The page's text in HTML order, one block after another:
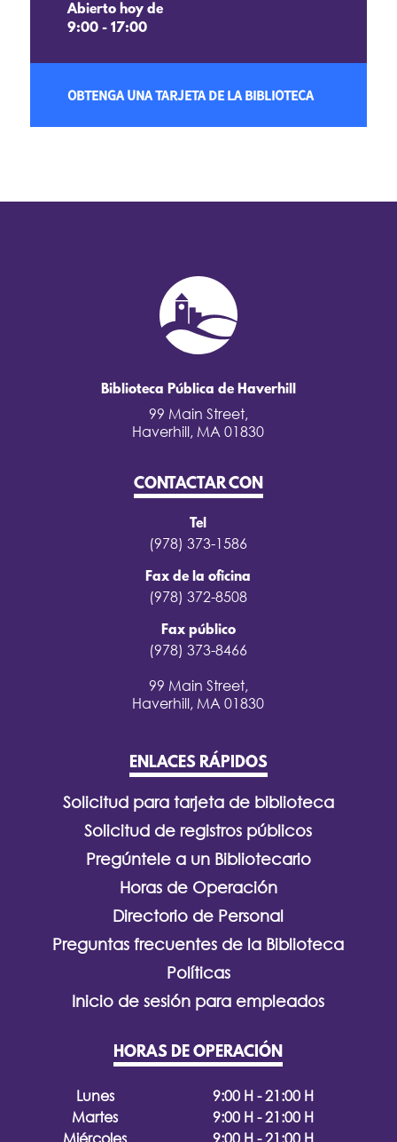
Abierto hoy de
9:00 - 17:00
OBTENGA UNA TARJETA DE LA BIBLIOTECA
Biblioteca Pública de Haverhill
99 Main Street,
Haverhill, MA 01830
CONTACTAR CON
Tel
(978) 373-1586
Fax de la oficina
(978) 372-8508
Fax público
(978) 373-8466
99 Main Street,
Haverhill, MA 01830
ENLACES RÁPIDOS
Solicitud para tarjeta de biblioteca
Solicitud de registros públicos
Pregúntele a un Bibliotecario
Horas de Operación
Directorio de Personal
Preguntas frecuentes de la Biblioteca
Políticas
Inicio de sesión para empleados
HORAS DE OPERACIÓN
Lunes
9:00 H - 21:00 H
Martes
9:00 H - 21:00 H
Miércoles
9:00 H - 21:00 H